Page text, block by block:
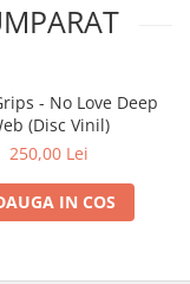
- No Love Deep
(Disc Vinil)
250,00 Lei
IN COS